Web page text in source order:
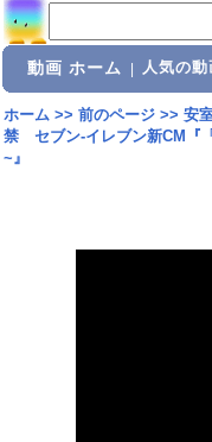
動画 ホーム 人気の動
ホーム>> 前のページ>> 安
禁 セブン-イレブン新CM『
~』